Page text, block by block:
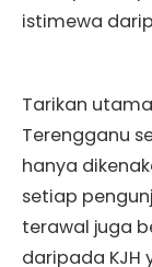
istimewa
Tarikan
Terengganu
hanya
setiap
terawal juga
daripada KJH